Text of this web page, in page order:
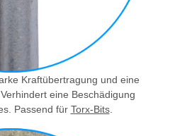
Kraftübertragung und eine
eine Beschädigung
Passend für Torx-Bits.